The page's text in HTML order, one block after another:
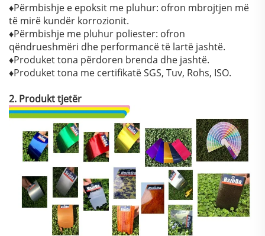
♦Përmbishje e epoksit me pluhur: ofron mbrojtjen më
të mirë kundër korrozionit.
♦Përmbishje me pluhur poliester: ofron
qëndrueshmëri dhe performancë të lartë jashtë.
♦Produket tona përdoren brenda dhe jashtë.
♦Produket tona me certifikatë SGS, Tuv, Rohs, ISO.
2. Produkt tjetër